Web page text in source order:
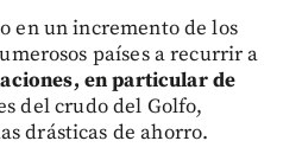
en un incremento de los
países a recurrir a
en particular de
del crudo del Golfo,
drásticas de ahorro.